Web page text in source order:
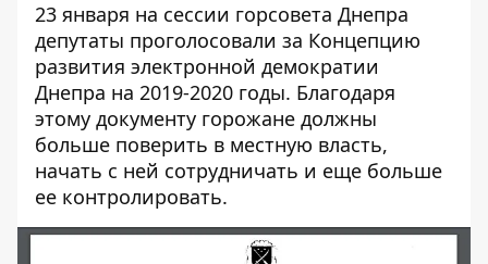
23 января на сессии горсовета Днепра
депутаты проголосовали за Концепцию
развития электронной демократии
Днепра на 2019-2020 годы. Благодаря
этому документу горожане должны
больше поверить в местную власть,
начать с ней сотрудничать и еще больше
ее контролировать.